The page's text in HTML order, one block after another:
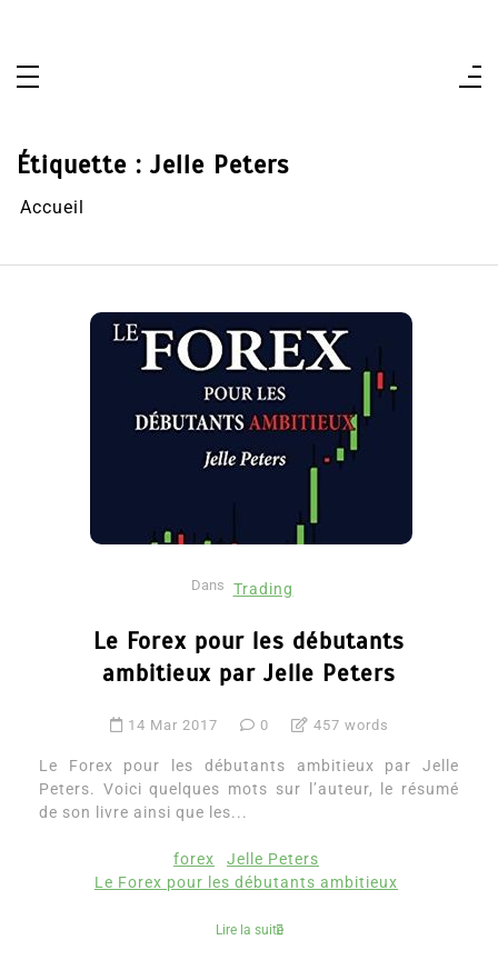
Étiquette : Jelle Peters
Accueil
Dans Trading
Le Forex pour les débutants
ambitieux par Jelle Peters
14 Mar 2017 0 457 words
Le Forex pour les débutants ambitieux par Jelle
Peters. Voici quelques mots sur l’auteur, le résumé
de son livre ainsi que les...
forex
Jelle Peters
Le Forex pour les débutants ambitieux
Lire la suite